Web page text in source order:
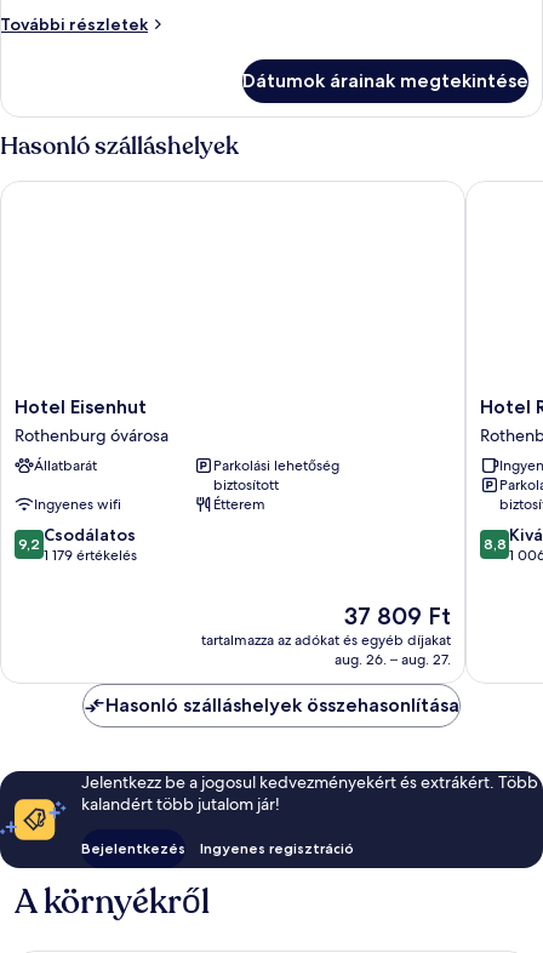
Suite
További részletek
Superior
részletei
Dátumok árainak megtekintése
Hasonló szálláshelyek
Hotel
Eisenhut
Rothenburg
óvárosa
Hotel Eisenhut
Rothenburg óvárosa
Állatbarát
Parkolási lehetőség
biztosított
Ingyenes wifi
Étterem
9.2
ennyiből:
9,2 Csodálatos
1 179 értékelés
Az
ár
37 809 Ft
37 809 Ft
tartalmazza az adókat és egyéb díjakat
aug. 26. – aug. 27.
Hotel Eisenhut
Hotel
Rappen
ob
der
Tauber
ob
Hotel
8.8
8,8
1
Hotel
Hasonló szálláshelyek összehasonlítása
Jelentkezz be a jogosul kedvezményekért és extrákért. Több
kalandért több jutalom jár!
Bejelentkezés Ingyenes regisztráció
A környékről